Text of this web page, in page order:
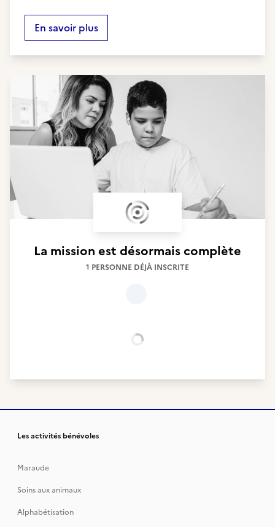
En savoir plus
La mission est désormais complète
1 PERSONNE DÉJÀ INSCRITE
Chargement...
Les activités bénévoles
Maraude
Soins aux animaux
Alphabétisation